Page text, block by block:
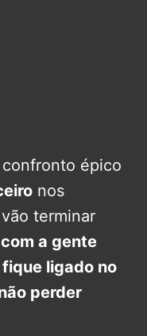
épico
nos
terminar
a gente
ligado no
perder